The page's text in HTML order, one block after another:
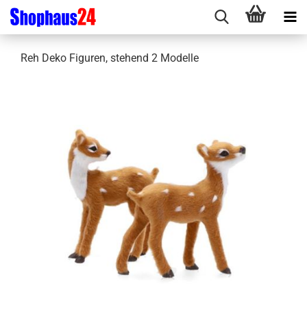
Reh Deko Figuren, stehend 2 Modelle